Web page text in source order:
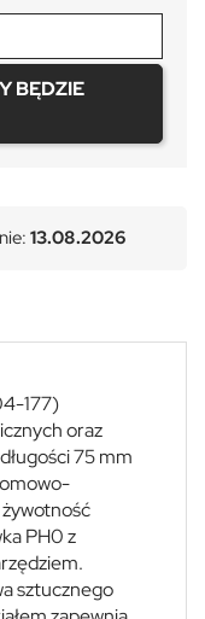
BĘDZIE
13.08.2026
177)
oraz
75 mm
żywotność
PH0 z
sztucznego